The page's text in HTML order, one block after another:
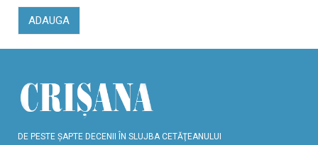
ADAUGA
DE PESTE ŞAPTE DECENII ÎN SLUJBA CETĂŢEANULUI